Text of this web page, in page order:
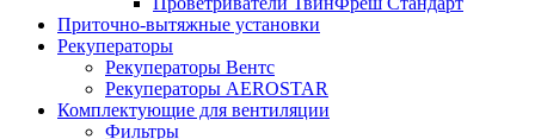
Приточно-вытяжные установки
Рекуператоры
Рекуператоры Вентс
Рекуператоры AEROSTAR
Комплектующие для вентиляции
Фильтры